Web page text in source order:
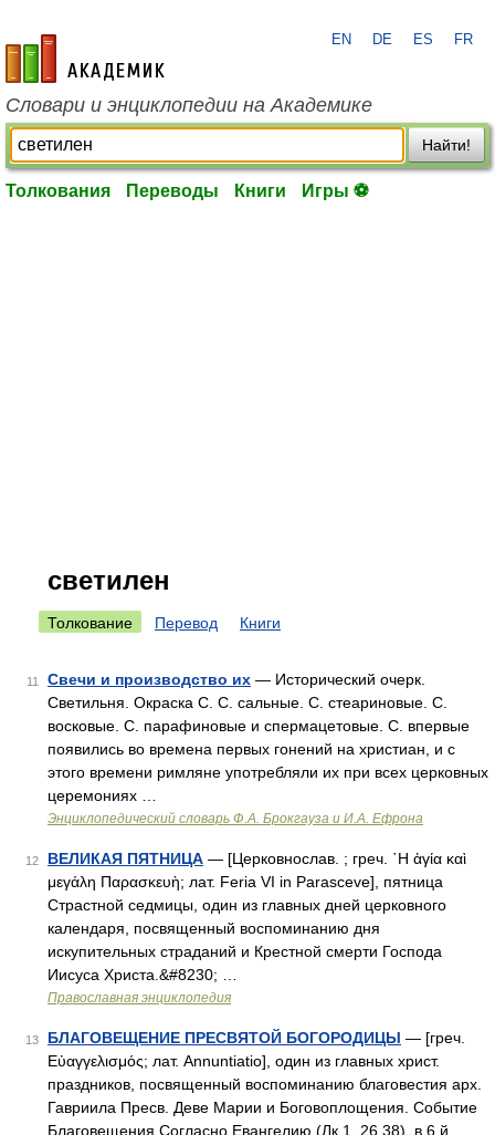
academic.ru
EN DE ES FR
Словари и энциклопедии на Академике
Найти!
Толкования Переводы Книги Игры ⚽
светилен
Толкование Перевод Книги
11 Свечи и производство их — Исторический очерк.
Светильня. Окраска С. С. сальные. С. стеариновые. С.
восковые. С. парафиновые и спермацетовые. С. впервые
появились во времена первых гонений на христиан, и с
этого времени римляне употребляли их при всех церковных
церемониях …
Энциклопедический словарь Ф.А. Брокгауза и И.А. Ефрона
12 ВЕЛИКАЯ ПЯТНИЦА — [Церковнослав. ; греч. ῾Η ἁγία καὶ
μεγάλη Παρασκευὴ; лат. Feria VI in Parasceve], пятница
Страстной седмицы, один из главных дней церковного
календаря, посвященный воспоминанию дня
искупительных страданий и Крестной смерти Господа
Иисуса Христа.&#8230; …
Православная энциклопедия
13 БЛАГОВЕЩЕНИЕ ПРЕСВЯТОЙ БОГОРОДИЦЫ — [греч.
Εὐαγγελισμός; лат. Annuntiatio], один из главных христ.
праздников, посвященный воспоминанию благовестия арх.
Гавриила Пресв. Деве Марии и Боговоплощения. Событие
Благовещения Согласно Евангелию (Лк 1. 26 38), в 6 й